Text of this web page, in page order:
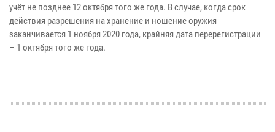
учёт не позднее 12 октября того же года. В случае, когда срок
действия разрешения на хранение и ношение оружия
заканчивается 1 ноября 2020 года, крайняя дата перерегистрации
– 1 октября того же года.